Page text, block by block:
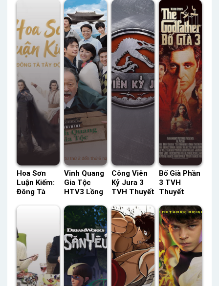
Hoa Sơn
Luận Kiếm:
Đông Tà
TVH Thuyết
Status: 08 /
08 Thuyết
Minh
Vinh Quang
Gia Tộc
HTV3 Lồng
Status: 15 /
54 Lồng
Tiếng
Công Viên
Kỷ Jura 3
TVH Thuyết
Status: HD
Thuyết
Minh
Bố Già Phần
3 TVH
Thuyết
Status: HD
Thuyết
Minh